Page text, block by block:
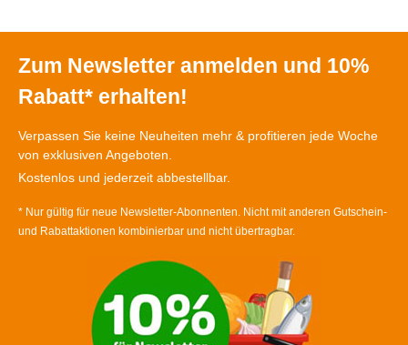
Zum Newsletter anmelden und 10%
Rabatt* erhalten!
Verpassen Sie keine Neuheiten mehr & profitieren jede Woche
von exklusiven Angeboten.
Kostenlos und jederzeit abbestellbar.
* Nur gültig für neue Newsletter-Abonnenten. Nicht mit anderen Gutschein-
und Rabattaktionen kombinierbar und nicht übertragbar.